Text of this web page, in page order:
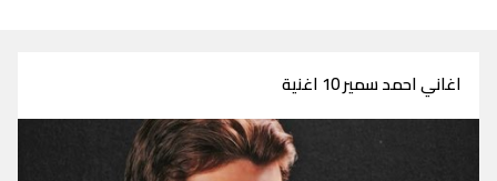
اغاني احمد سمير 10 اغنية